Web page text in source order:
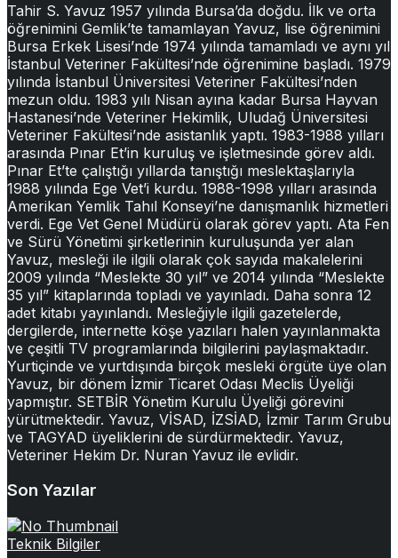
Tahir S. Yavuz 1957 yılında Bursa’da doğdu. İlk ve orta
öğrenimini Gemlik’te tamamlayan Yavuz, lise öğrenimini
Bursa Erkek Lisesi’nde 1974 yılında tamamladı ve aynı yıl
İstanbul Veteriner Fakültesi’nde öğrenimine başladı. 1979
yılında İstanbul Üniversitesi Veteriner Fakültesi’nden
mezun oldu. 1983 yılı Nisan ayına kadar Bursa Hayvan
Hastanesi’nde Veteriner Hekimlik, Uludağ Üniversitesi
Veteriner Fakültesi’nde asistanlık yaptı. 1983-1988 yılları
arasında Pınar Et’in kuruluş ve işletmesinde görev aldı.
Pınar Et’te çalıştığı yıllarda tanıştığı meslektaşlarıyla
1988 yılında Ege Vet’i kurdu. 1988-1998 yılları arasında
Amerikan Yemlik Tahıl Konseyi’ne danışmanlık hizmetleri
verdi. Ege Vet Genel Müdürü olarak görev yaptı. Ata Fen
ve Sürü Yönetimi şirketlerinin kuruluşunda yer alan
Yavuz, mesleği ile ilgili olarak çok sayıda makalelerini
2009 yılında “Meslekte 30 yıl” ve 2014 yılında “Meslekte
35 yıl” kitaplarında topladı ve yayınladı. Daha sonra 12
adet kitabı yayınlandı. Mesleğiyle ilgili gazetelerde,
dergilerde, internette köşe yazıları halen yayınlanmakta
ve çeşitli TV programlarında bilgilerini paylaşmaktadır.
Yurtiçinde ve yurtdışında birçok mesleki örgüte üye olan
Yavuz, bir dönem İzmir Ticaret Odası Meclis Üyeliği
yapmıştır. SETBİR Yönetim Kurulu Üyeliği görevini
yürütmektedir. Yavuz, VİSAD, İZSİAD, İzmir Tarım Grubu
ve TAGYAD üyeliklerini de sürdürmektedir. Yavuz,
Veteriner Hekim Dr. Nuran Yavuz ile evlidir.
Son Yazılar
Teknik Bilgiler